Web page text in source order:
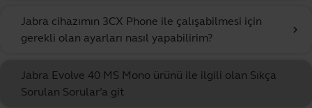
Jabra cihazımın 3CX Phone ile çalışabilmesi için
gerekli olan ayarları nasıl yapabilirim?
chevron_right
Jabra Evolve 40 MS Mono ürünü ile ilgili olan Sıkça
Sorulan Sorular’a git